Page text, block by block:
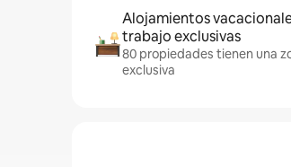
Alojamientos
trabajo exclusivas
80 propiedades tienen una
exclusiva